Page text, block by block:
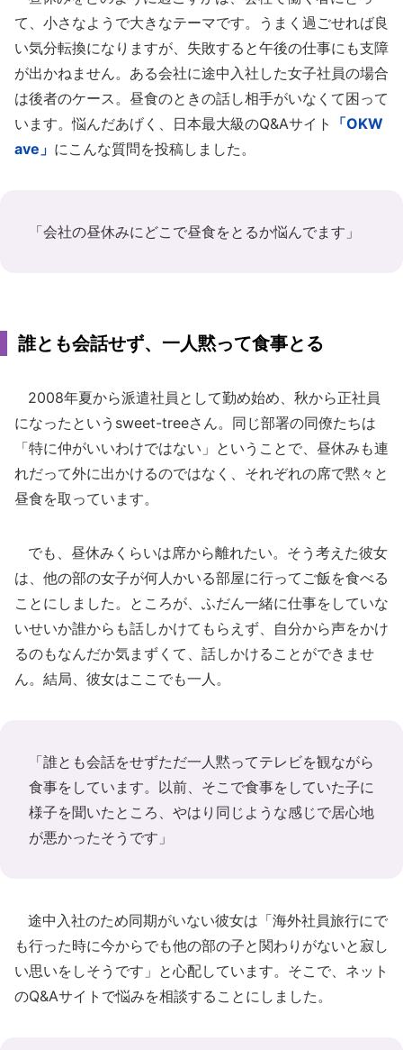
て、小さなようで大きなテーマです。うまく過ごせれば良
い気分転換になりますが、失敗すると午後の仕事にも支障
が出かねません。ある会社に途中入社した女子社員の場合
は後者のケース。昼食のときの話し相手がいなくて困って
います。悩んだあげく、日本最大級のQ&Aサイト
「OKW
ave」 にこんな質問を投稿しました。
「会社の昼休みにどこで昼食をとるか悩んでます 」
誰とも会話せず、一人黙って食事とる
2008年夏から派遣社員として勤め始め、秋から正社員
になったというsweet-treeさん。同じ部署の同僚たちは
「特に仲がいいわけではない」ということで、昼休みも連
れだって外に出かけるのではなく、それぞれの席で黙々と
昼食を取っています。
でも、昼休みくらいは席から離れたい。そう考えた彼女
は、他の部の女子が何人かいる部屋に行ってご飯を食べる
ことにしました。ところが、ふだん一緒に仕事をしていな
いせいか誰からも話しかけてもらえず、自分から声をかけ
るのもなんだか気まずくて、話しかけることができませ
ん。結局、彼女はここでも一人。
「誰とも会話をせずただ一人黙ってテレビを観ながら
食事をしています。以前、そこで食事をしていた子に
様子を聞いたところ、やはり同じような感じで居心地
が悪かったそうです」
途中入社のため同期がいない彼女は「海外社員旅行にで
も行った時に今からでも他の部の子と関わりがないと寂し
い思いをしそうです」と心配しています。そこで、ネット
のQ&Aサイトで悩みを相談することにしました。